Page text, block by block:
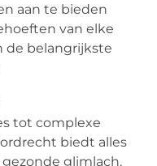
aan te bieden
van elke
de belangrijkste
tot complexe
biedt alles
glimlach.